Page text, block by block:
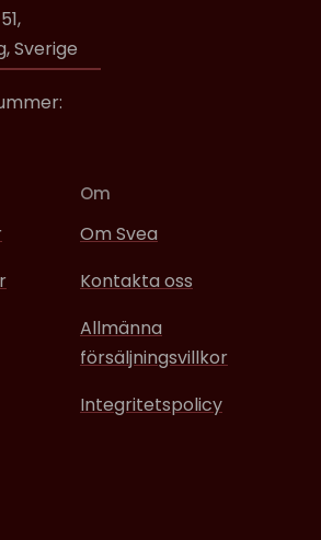
Sverige
Om
Om Svea
Kontakta oss
Allmänna
försäljningsvillkor
Integritetspolicy